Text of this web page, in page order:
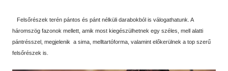
Felsőrészek terén pántos és pánt nélküli darabokból is válogathatunk. A
háromszög fazonok mellett, amik most kiegészülhetnek egy széles, mell alatti
pántrésszel, megjelenik a sima, melltartóforma, valamint előkerülnek a top szerű
felsőrészek is.